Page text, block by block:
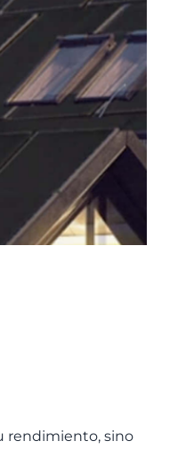
rendimiento, sino